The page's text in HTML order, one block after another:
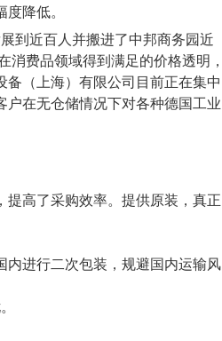
降低。
到近百人并搬进了中邦商务园近
消费品领域得到满足的价格透明，
（上海）有限公司目前正在集中
在无仓储情况下对各种德国工业
提高了采购效率。提供原装，真正
内进行二次包装，规避国内运输风